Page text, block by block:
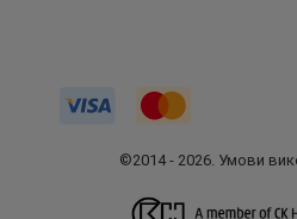
©2014 - 2026. Умови